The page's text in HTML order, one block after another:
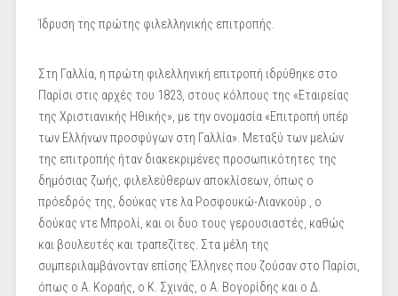
Ίδρυση της πρώτης φιλελληνικής επιτροπής.
Στη Γαλλία, η πρώτη φιλελληνική επιτροπή ιδρύθηκε στο
Παρίσι στις αρχές του 1823, στους κόλπους της «Εταιρείας
της Χριστιανικής Ηθικής», με την ονομασία «Επιτροπή υπέρ
των Ελλήνων προσφύγων στη Γαλλία». Μεταξύ των μελών
της επιτροπής ήταν διακεκριμένες προσωπικότητες της
δημόσιας ζωής, φιλελεύθερων αποκλίσεων, όπως ο
πρόεδρός της, δούκας ντε λα Ροσφουκώ-Λιανκούρ , ο
δούκας ντε Μπρολί, και οι δυο τους γερουσιαστές, καθώς
και βουλευτές και τραπεζίτες. Στα μέλη της
συμπεριλαμβάνονταν επίσης Έλληνες που ζούσαν στο Παρίσι,
όπως ο Α. Κοραής, ο Κ. Σχινάς, ο Α. Βογορίδης και ο Δ.